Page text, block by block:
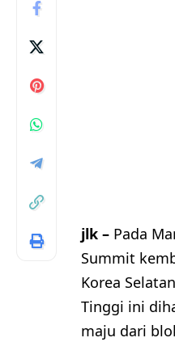
jlk – Pada
Summit
Korea
Tinggi ini
maju dari